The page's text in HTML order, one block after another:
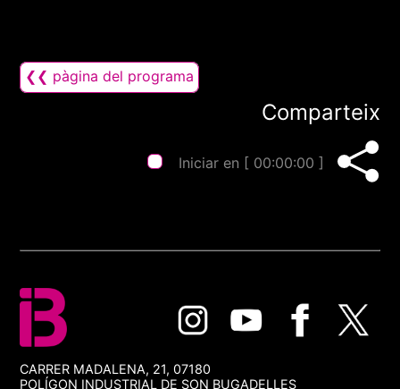
❮❮ pàgina del programa
Comparteix
Iniciar en [ 00:00:00 ]
CARRER MADALENA, 21, 07180
POLÍGON INDUSTRIAL DE SON BUGADELLES